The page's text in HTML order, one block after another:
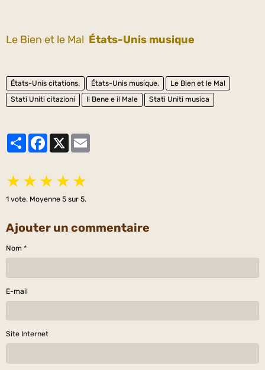
Le Bien et le Mal États-Unis musique
États-Unis citations. États-Unis musique.
Le Bien et le Mal
Stati Uniti citazioni
Il Bene e il Male Stati Uniti musica
PartagerFacebook
★ ★ ★ ★ ★
1 vote. Moyenne 5 sur 5.
Ajouter un commentaire
Nom
E-mail
Site Internet